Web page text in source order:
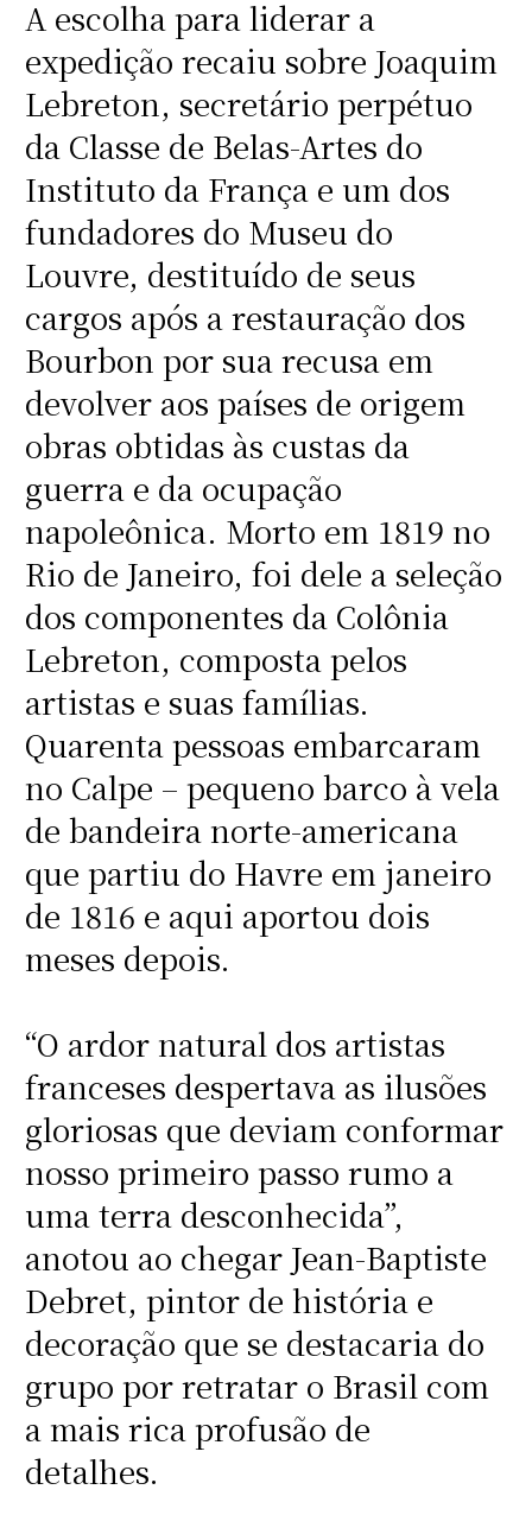
A escolha para liderar a
expedição recaiu sobre Joaquim
Lebreton, secretário perpétuo
da Classe de Belas-Artes do
Instituto da França e um dos
fundadores do Museu do
Louvre, destituído de seus
cargos após a restauração dos
Bourbon por sua recusa em
devolver aos países de origem
obras obtidas às custas da
guerra e da ocupação
napoleônica. Morto em 1819 no
Rio de Janeiro, foi dele a seleção
dos componentes da Colônia
Lebreton, composta pelos
artistas e suas famílias.
Quarenta pessoas embarcaram
no Calpe – pequeno barco à vela
de bandeira norte-americana
que partiu do Havre em janeiro
de 1816 e aqui aportou dois
meses depois.
“O ardor natural dos artistas
franceses despertava as ilusões
gloriosas que deviam conformar
nosso primeiro passo rumo a
uma terra desconhecida”,
anotou ao chegar Jean-Baptiste
Debret, pintor de história e
decoração que se destacaria do
grupo por retratar o Brasil com
a mais rica profusão de
detalhes.